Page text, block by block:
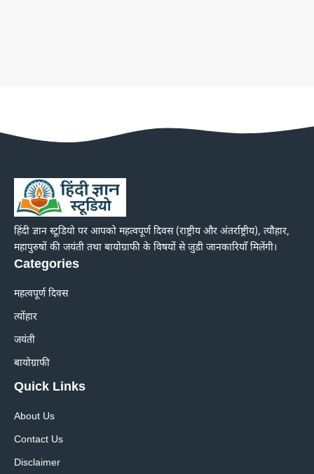
हिंदी ज्ञान स्टूडियो पर आपको महत्वपूर्ण दिवस (राष्ट्रीय और अंतर्राष्ट्रीय), त्यौहार,
महापुरुषों की जयंती तथा बायोग्राफी के विषयों से जुडी जानकारियाँ मिलेंगी।
Categories
महत्वपूर्ण दिवस
त्योंहार
जयंती
बायोग्राफी
Quick Links
About Us
Contact Us
Disclaimer